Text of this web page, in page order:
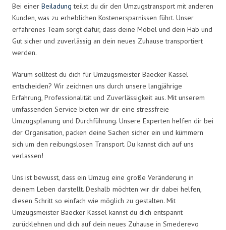
Bei einer Beiladung teilst du dir den Umzugstransport mit anderen
Kunden, was zu erheblichen Kostenersparnissen führt. Unser
erfahrenes Team sorgt dafür, dass deine Möbel und dein Hab und
Gut sicher und zuverlässig an dein neues Zuhause transportiert
werden.
Warum solltest du dich für Umzugsmeister Baecker Kassel
entscheiden? Wir zeichnen uns durch unsere langjährige
Erfahrung, Professionalität und Zuverlässigkeit aus. Mit unserem
umfassenden Service bieten wir dir eine stressfreie
Umzugsplanung und Durchführung. Unsere Experten helfen dir bei
der Organisation, packen deine Sachen sicher ein und kümmern
sich um den reibungslosen Transport. Du kannst dich auf uns
verlassen!
Uns ist bewusst, dass ein Umzug eine große Veränderung in
deinem Leben darstellt. Deshalb möchten wir dir dabei helfen,
diesen Schritt so einfach wie möglich zu gestalten. Mit
Umzugsmeister Baecker Kassel kannst du dich entspannt
zurücklehnen und dich auf dein neues Zuhause in Smederevo